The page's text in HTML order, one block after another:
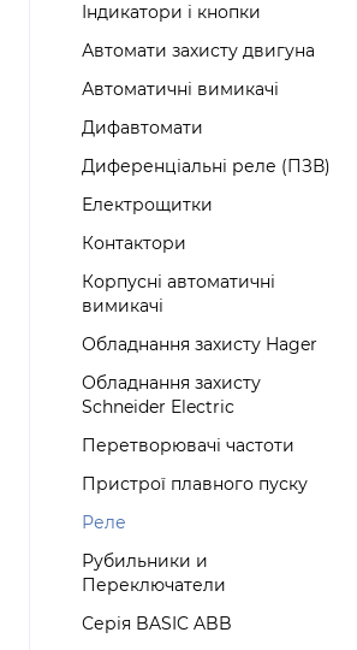
Індикатори і кнопки
Автомати захисту двигуна
Автоматичні вимикачі
Дифавтомати
Диференціальні реле (ПЗВ)
Електрощитки
Контактори
Корпусні автоматичні
вимикачі
Обладнання захисту Hager
Обладнання захисту
Schneider Electric
Перетворювачі частоти
Пристрої плавного пуску
Реле
Рубильники и
Переключатели
Серія BASIC ABB